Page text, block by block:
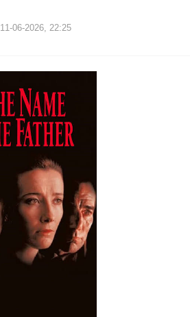
11-06-2026, 22:25